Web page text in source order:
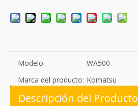
Modelo:
WA500
Marca del producto: Komatsu
Descripción del Producto